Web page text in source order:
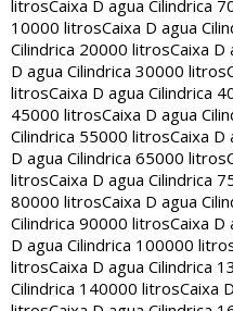
litrosCaixa D agua Cilindrica
10000 litrosCaixa D agua
Cilindrica 20000 litrosCaixa D
D agua Cilindrica 30000 litros
litrosCaixa D agua Cilindrica
45000 litrosCaixa D agua
Cilindrica 55000 litrosCaixa D
D agua Cilindrica 65000 litros
litrosCaixa D agua Cilindrica
80000 litrosCaixa D agua
Cilindrica 90000 litrosCaixa D
D agua Cilindrica 100000
litrosCaixa D agua Cilindrica
Cilindrica 140000 litrosCaixa